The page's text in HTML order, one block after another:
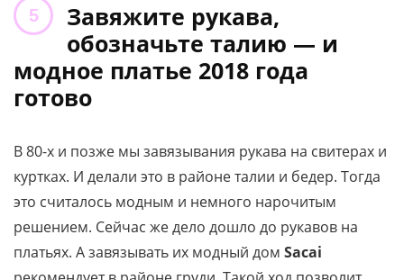
Завяжите рукава,
обозначьте талию — и
модное платье 2018 года
готово
В 80-х и позже мы завязывания рукава на свитерах и
куртках. И делали это в районе талии и бедер. Тогда
это считалось модным и немного нарочитым
решением. Сейчас же дело дошло до рукавов на
платьях. А завязывать их модный дом Sacai